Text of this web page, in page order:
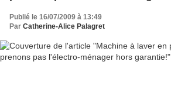
Publié le 16/07/2009 à 13:49
Par Catherine-Alice Palagret